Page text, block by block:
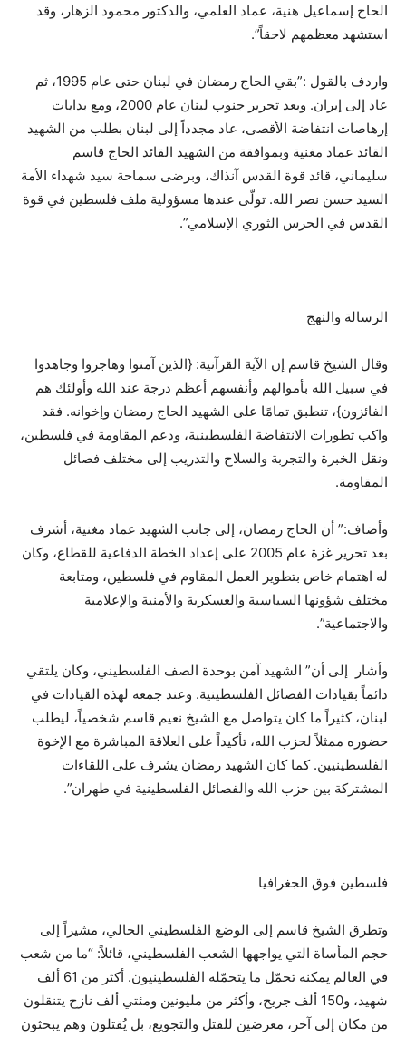
الحاج إسماعيل هنية، عماد العلمي، والدكتور محمود الزهار، وقد
استشهد معظمهم لاحقاً”.
واردف بالقول :”بقي الحاج رمضان في لبنان حتى عام 1995، ثم
عاد إلى إيران. وبعد تحرير جنوب لبنان عام 2000، ومع بدايات
إرهاصات انتفاضة الأقصى، عاد مجدداً إلى لبنان بطلب من الشهيد
القائد عماد مغنية وبموافقة من الشهيد القائد الحاج قاسم
سليماني، قائد قوة القدس آنذاك، وبرضى سماحة سيد شهداء الأمة
السيد حسن نصر الله. تولّى عندها مسؤولية ملف فلسطين في قوة
القدس في الحرس الثوري الإسلامي”.
الرسالة والنهج
وقال الشيخ قاسم إن الآية القرآنية: {الذين آمنوا وهاجروا وجاهدوا
في سبيل الله بأموالهم وأنفسهم أعظم درجة عند الله وأولئك هم
الفائزون}، تنطبق تمامًا على الشهيد الحاج رمضان وإخوانه. فقد
واكب تطورات الانتفاضة الفلسطينية، ودعم المقاومة في فلسطين،
ونقل الخبرة والتجربة والسلاح والتدريب إلى مختلف فصائل
المقاومة.
وأضاف:” أن الحاج رمضان، إلى جانب الشهيد عماد مغنية، أشرف
بعد تحرير غزة عام 2005 على إعداد الخطة الدفاعية للقطاع، وكان
له اهتمام خاص بتطوير العمل المقاوم في فلسطين، ومتابعة
مختلف شؤونها السياسية والعسكرية والأمنية والإعلامية
والاجتماعية”.
وأشار إلى أن” الشهيد آمن بوحدة الصف الفلسطيني، وكان يلتقي
دائماً بقيادات الفصائل الفلسطينية. وعند جمعه لهذه القيادات في
لبنان، كثيراً ما كان يتواصل مع الشيخ نعيم قاسم شخصياً، ليطلب
حضوره ممثلاً لحزب الله، تأكيداً على العلاقة المباشرة مع الإخوة
الفلسطينيين. كما كان الشهيد رمضان يشرف على اللقاءات
المشتركة بين حزب الله والفصائل الفلسطينية في طهران”.
فلسطين فوق الجغرافيا
وتطرق الشيخ قاسم إلى الوضع الفلسطيني الحالي، مشيراً إلى
حجم المأساة التي يواجهها الشعب الفلسطيني، قائلاً: “ما من شعب
في العالم يمكنه تحمّل ما يتحمّله الفلسطينيون. أكثر من 61 ألف
شهيد، و150 ألف جريح، وأكثر من مليونين ومئتي ألف نازح يتنقلون
من مكان إلى آخر، معرضين للقتل والتجويع، بل يُقتلون وهم يبحثون